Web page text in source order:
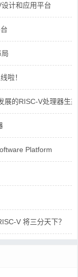
计和应用平台
啦！
的RISC-V处理器生态
Platform
V 将三分天下？